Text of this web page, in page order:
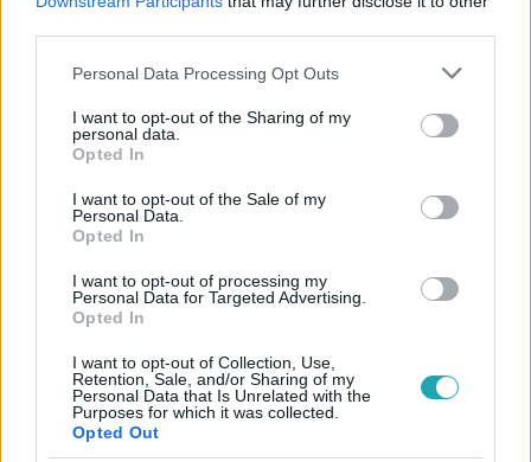
Please note that this website/app uses one or more Google
not limited to your visit or usage behaviour. You may click to
grant or deny consent to Google and its third-party tags to
use your data for below specified purposes in below Google
consent section.
Personal Data Processing Opt Outs
I want to opt-out of the Sharing of my
personal data.
Opted In
I want to opt-out of the Sale of my
Personal Data.
Opted In
I want to opt-out of processing my
Personal Data for Targeted Advertising.
Opted In
I want to opt-out of Collection, Use,
Retention, Sale, and/or Sharing of my
Personal Data that Is Unrelated with the
Purposes for which it was collected.
Opted Out
Népszerű